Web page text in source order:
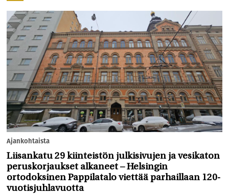
Ajankohtaista
Liisankatu 29 kiinteistön julkisivujen ja vesikaton
peruskorjaukset alkaneet – Helsingin
ortodoksinen Pappilatalo viettää parhaillaan 120-
vuotisjuhlavuotta